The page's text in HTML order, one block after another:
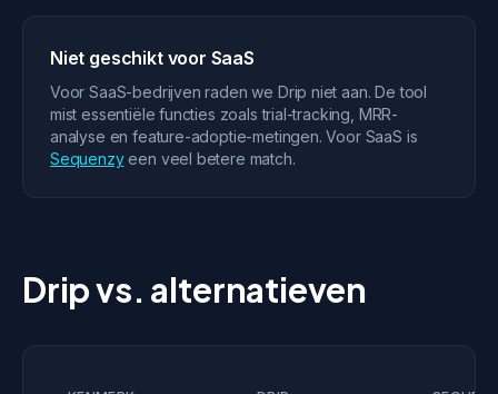
Niet geschikt voor SaaS
Voor SaaS-bedrijven raden we Drip niet aan. De tool
mist essentiële functies zoals trial-tracking, MRR-
analyse en feature-adoptie-metingen. Voor SaaS is
Sequenzyeen veel betere match.
Drip vs. alternatieven